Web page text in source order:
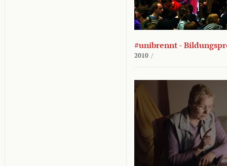
#unibrennt -
2010 /